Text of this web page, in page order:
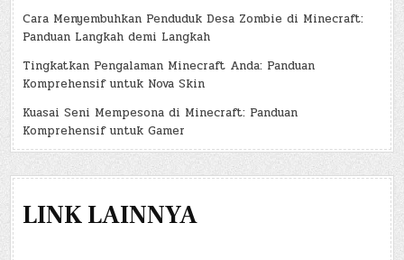
Cara Menyembuhkan Penduduk Desa Zombie di Minecraft:
Panduan Langkah demi Langkah
Tingkatkan Pengalaman Minecraft Anda: Panduan
Komprehensif untuk Nova Skin
Kuasai Seni Mempesona di Minecraft: Panduan
Komprehensif untuk Gamer
LINK LAINNYA